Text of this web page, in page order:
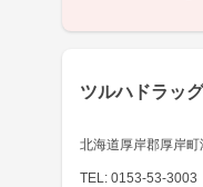
ツルハドラッ
北海道厚岸郡厚岸
TEL: 0153-53-3003